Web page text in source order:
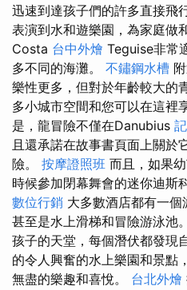
迅速到達孩子們的許多直接飛
表演到水和遊樂園，為家庭做
Costa 台中外燴 Teguise非常
多不同的海灘。 不鏽鋼水槽
樂性更多，但對於年齡較大的
多小城市空間和您可以在這裡
是，龍冒險不僅在Danubius
且還承諾在故事書頁面上關於
險。 按摩證照班 而且，如果
時候參加閉幕舞會的迷你迪斯
數位行銷 大多數酒店都有一個
甚至是水上滑梯和冒險游泳池。
孩子的天堂，每個潛伏都發現
的令人興奮的水上樂園和景點
無盡的樂趣和喜悅。 台北外燴